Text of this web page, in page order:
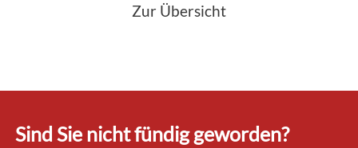
Zur Übersicht
Sind Sie nicht fündig geworden?